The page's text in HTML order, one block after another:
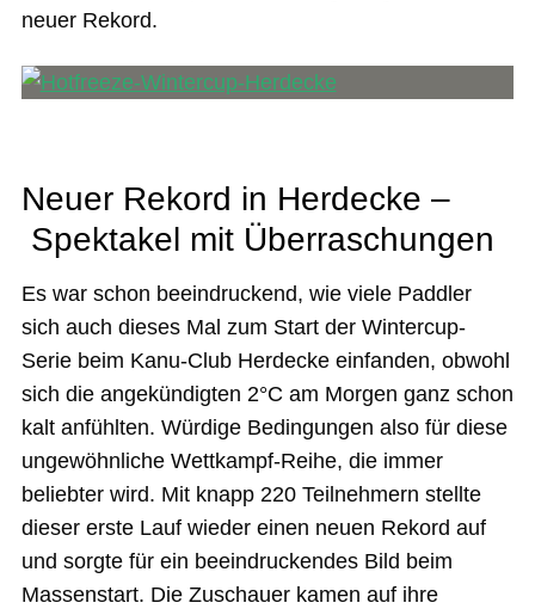
neuer Rekord.
Neuer Rekord in Herdecke –
Spektakel mit Überraschungen
Es war schon beeindruckend, wie viele Paddler
sich auch dieses Mal zum Start der Wintercup-
Serie beim Kanu-Club Herdecke einfanden, obwohl
sich die angekündigten 2°C am Morgen ganz schon
kalt anfühlten. Würdige Bedingungen also für diese
ungewöhnliche Wettkampf-Reihe, die immer
beliebter wird. Mit knapp 220 Teilnehmern stellte
dieser erste Lauf wieder einen neuen Rekord auf
und sorgte für ein beeindruckendes Bild beim
Massenstart. Die Zuschauer kamen auf ihre